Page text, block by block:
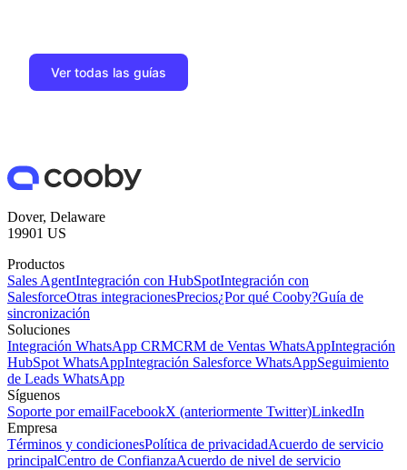
Ver todas las guías
Dover, Delaware
19901 US
Productos
Sales AgentIntegración con HubSpotIntegración con
SalesforceOtras integracionesPrecios¿Por qué Cooby?Guía de
sincronización
Soluciones
Integración WhatsApp CRMCRM de Ventas WhatsAppIntegración
HubSpot WhatsAppIntegración Salesforce WhatsAppSeguimiento
de Leads WhatsApp
Síguenos
Soporte por emailFacebookX (anteriormente Twitter)LinkedIn
Empresa
Términos y condicionesPolítica de privacidadAcuerdo de servicio
principalCentro de ConfianzaAcuerdo de nivel de servicio